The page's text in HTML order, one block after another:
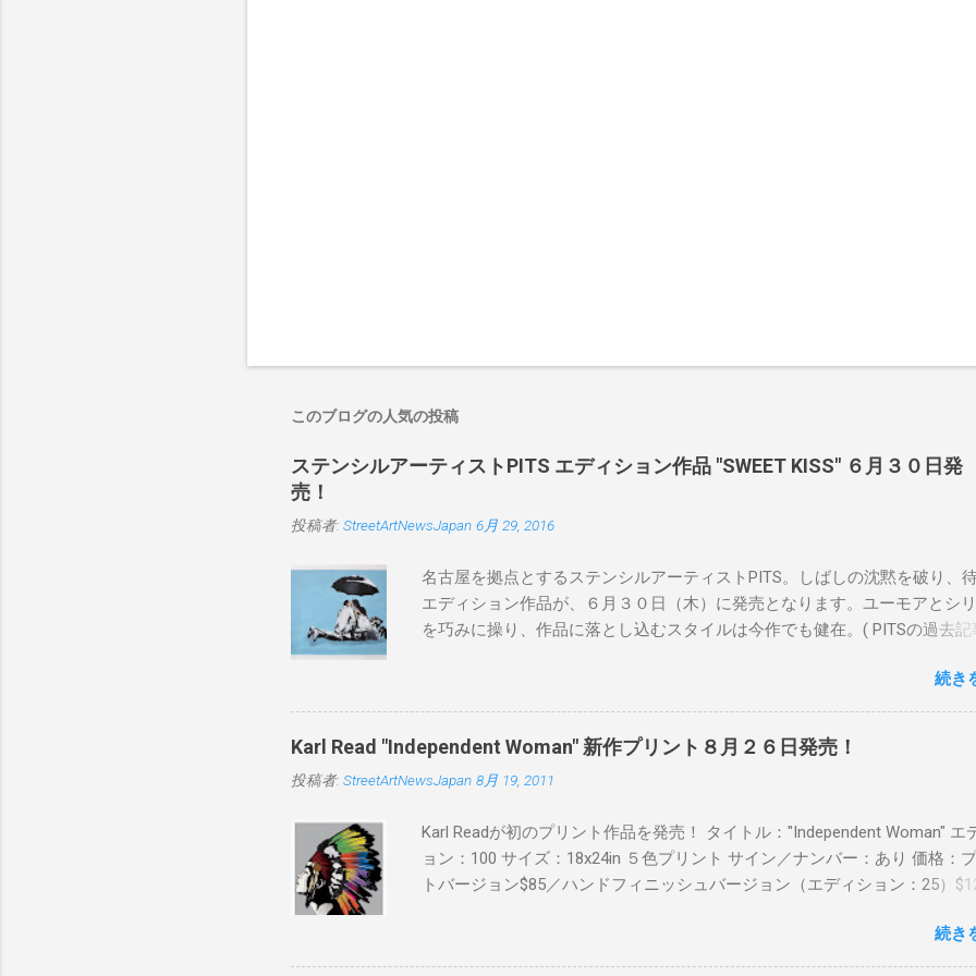
このブログの人気の投稿
ステンシルアーティストPITS エディション作品 "SWEET KISS" ６月３０日発
売！
投稿者: StreetArtNewsJapan 6月 29, 2016
名古屋を拠点とするステンシルアーティストPITS。しばしの沈黙を破り、
エディション作品が、６月３０日（木）に発売となります。ユーモアとシ
を巧みに操り、作品に落とし込むスタイルは今作でも健在。( PITSの過去記
BLUE/MINT GREEN/PINK/YELLOW エディション：各色５ サイズ：800mm
550mm 価格：¥16,000(¥17,280) 購入は、 こちら から
続き
Karl Read "Independent Woman" 新作プリント８月２６日発売！
投稿者: StreetArtNewsJapan 8月 19, 2011
Karl Readが初のプリント作品を発売！ タイトル："Independent Woman" エ
ョン：100 サイズ：18x24in ５色プリント サイン／ナンバー：あり 価格：
トバージョン$85／ハンドフィニッシュバージョン（エディション：25）
続き